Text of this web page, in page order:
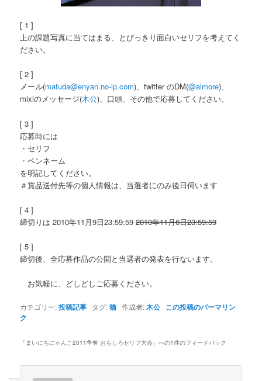
[ 1 ]
上の課題写真に当てはまる、とびっきり面白いセリフを考えてく
ださい。
[ 2 ]
メール(matuda@enyan.no-ip.com)、twitter のDM(@almore)、
mixiのメッセージ(木公)、口頭、その他で応募してください。
[ 3 ]
応募時には
・セリフ
・ペンネーム
を明記してください。
＃賞品送付先等の個人情報は、当選者にのみ後日伺います
[ 4 ]
締切りは 2010年11月9日23:59:592010年11月6日23:59:59
[ 5 ]
締切後、全応募作品の公開と当選者の発表を行ないます。
お気軽に、どしどしご応募ください。
カテゴリー:投稿記事 タグ:猫 作成者:木公 この投稿のパーマリン
ク
「 まいにちにゃんこ2011争奪 おもしろセリフ大会 」への1件のフィードバック